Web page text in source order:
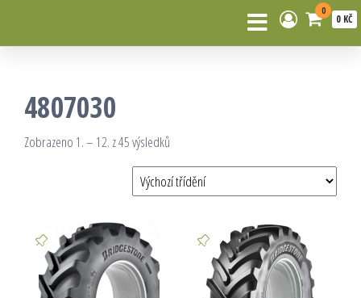
0
0 KČ
4807030
Zobrazeno 1. – 12. z 45 výsledků